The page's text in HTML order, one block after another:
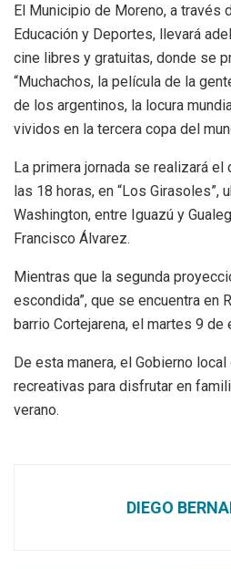
El Municipio de Moreno, a través
Educación y Deportes, llevará
cine libres y gratuitas, donde se
“Muchachos, la película de la
de los argentinos, la locura
vividos en la tercera copa del
La primera jornada se realizará el
las 18 horas, en “Los Girasoles”,
Washington, entre Iguazú y
Francisco Álvarez.
Mientras que la segunda
escondida”, que se encuentra en
barrio Cortejarena, el martes 9 de
De esta manera, el Gobierno
recreativas para disfrutar en
verano.
DIEGO